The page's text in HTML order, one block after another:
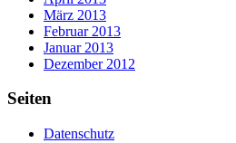
März 2013
Februar 2013
Januar 2013
Dezember 2012
Seiten
Datenschutz